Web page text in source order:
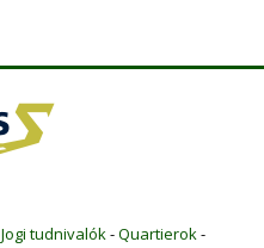
Jogi tudnivalók-Quartierok-